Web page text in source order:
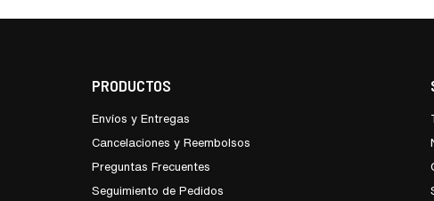
PRODUCTOS
Envíos y Entregas
Cancelaciones y Reembolsos
Preguntas Frecuentes
Seguimiento de Pedidos